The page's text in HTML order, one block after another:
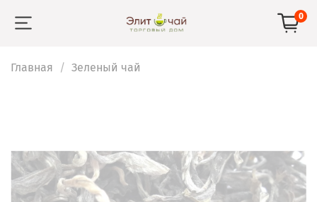
0
Главная Зеленый чай